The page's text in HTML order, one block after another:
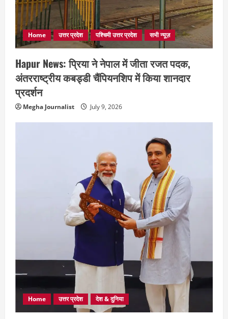
Home उत्तर प्रदेश पश्चिमी उत्तर प्रदेश सभी न्यूज़
Hapur News: प्रिया ने नेपाल में जीता रजत पदक,
अंतरराष्ट्रीय कबड्डी चैंपियनशिप में किया शानदार
प्रदर्शन
Megha Journalist July 9, 2026
Home उत्तर प्रदेश देश & दुनिया